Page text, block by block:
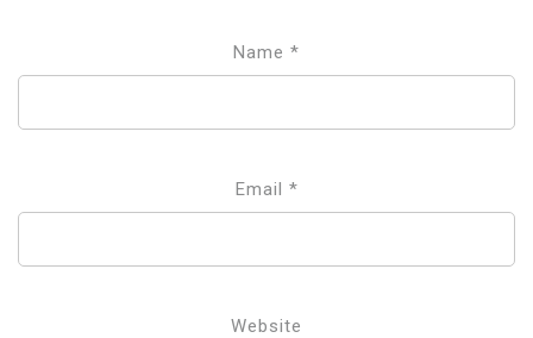
Name *
Email *
Website